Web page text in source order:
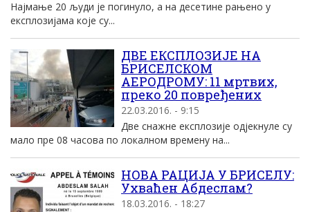
Најмање 20 људи је погинуло, а на десетине рањено у
експлозијама које су...
ДВЕ ЕКСПЛОЗИЈЕ НА
БРИСЕЛСКОМ
АЕРОДРОМУ: 11 мртвих,
преко 20 повређених
22.03.2016. - 9:15
Две снажне експлозије одјекнуле су
мало пре 08 часова по локалном времену на...
НОВА РАЦИЈА У БРИСЕЛУ:
Ухваћен Абдеслам?
18.03.2016. - 18:27